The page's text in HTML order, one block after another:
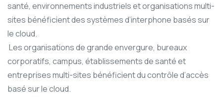
santé, environnements industriels et organisations multi-
sites bénéficient des systèmes d’interphone basés sur
le cloud.
Les organisations de grande envergure, bureaux
corporatifs, campus, établissements de santé et
entreprises multi-sites bénéficient du contrôle d’accès
basé sur le cloud.